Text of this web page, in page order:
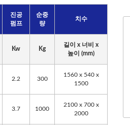
진공
펌프
순중
량
치수
Kw Kg
길이 x 너비 x
높이 (mm)
2.2 300
1560 x 540 x
1500
3.7 1000
2100 x 700 x
2000